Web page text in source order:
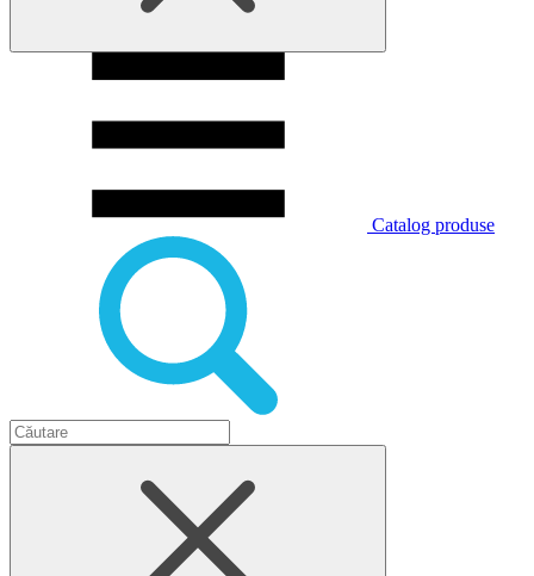
Catalog produse